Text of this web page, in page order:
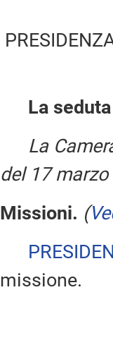
La
La
del 17
Missioni. (
missione.